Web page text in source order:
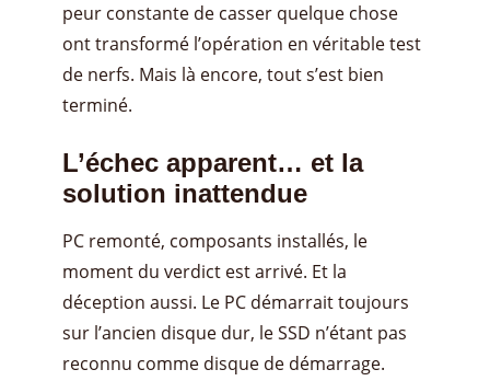
peur constante de casser quelque chose
ont transformé l’opération en véritable test
de nerfs. Mais là encore, tout s’est bien
terminé.
L’échec apparent… et la
solution inattendue
PC remonté, composants installés, le
moment du verdict est arrivé. Et la
déception aussi. Le PC démarrait toujours
sur l’ancien disque dur, le SSD n’étant pas
reconnu comme disque de démarrage.